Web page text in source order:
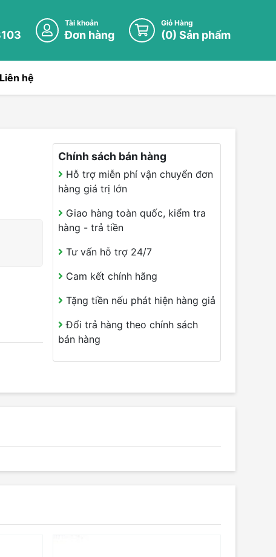
Tài khoản
Đơn hàng
Giỏ Hàng
(0) Sản phẩm
Liên hệ
Chính sách bán hàng
Hỗ trợ miễn phí vận chuyển đơn
hàng giá trị lớn
Giao hàng toàn quốc, kiểm tra
hàng - trả tiền
Tư vấn hỗ trợ 24/7
Cam kết chính hãng
Tặng tiền nếu phát hiện hàng giả
Đổi trả hàng theo chính sách
bán hàng